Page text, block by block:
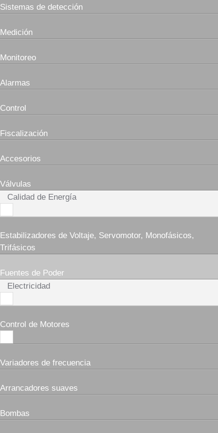
Sistemas de detección
Medición
Monitoreo
Alarmas
Control
Fiscalización
Accesorios
Válvulas
Calidad de Energía
Estabilizadores de Voltaje, Servomotor, Monofásicos,
Trifásicos
Fuentes de Poder
Electricidad
Control de Motores
Variadores de frecuencia
Arrancadores suaves
Bombas